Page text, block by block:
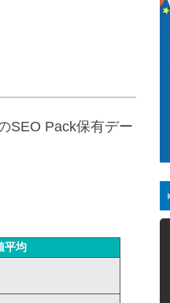
SEO Pack保有デー
平均